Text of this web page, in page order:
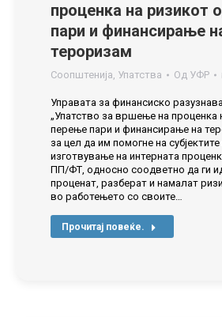
проценка на ризикот
пари и финансирање
тероризам
Соопштенија, Упатства Од УФР
Управата за финансиско
„Упатство за вршење на проценка
перење пари и финансирање на
за цел да им помогне на
изготвување на интерната
ПП/ФТ, односно соодветно да ги
проценат, разберат и намалат
во работењето со своите…
Прочитај повеќе.